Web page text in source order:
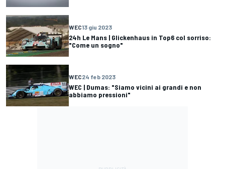
WEC13 giu 2023
24h Le Mans | Glickenhaus in Top6 col sorriso:
"Come un sogno"
WEC24 feb 2023
WEC | Dumas: "Siamo vicini ai grandi e non
abbiamo pressioni"